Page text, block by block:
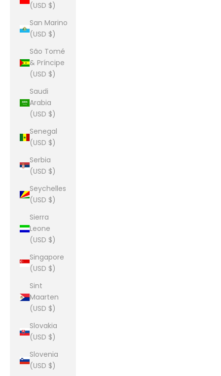
(USD $)
San Marino
(USD $)
São Tomé
& Príncipe
(USD $)
Saudi
Arabia
(USD $)
Senegal
(USD $)
Serbia
(USD $)
Seychelles
(USD $)
Sierra
Leone
(USD $)
Singapore
(USD $)
Sint
Maarten
(USD $)
Slovakia
(USD $)
Slovenia
(USD $)